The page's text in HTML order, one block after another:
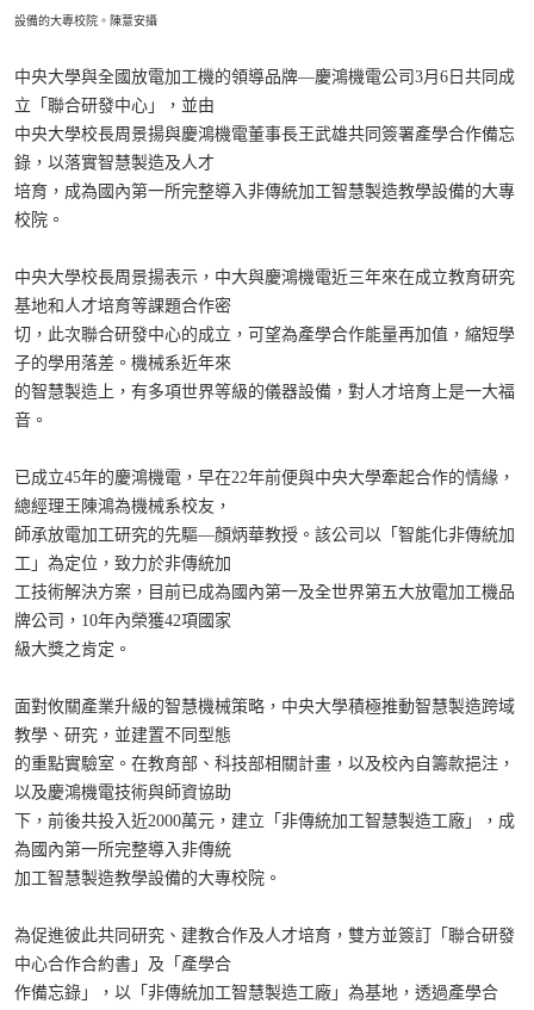
設備的大專校院。陳薏安攝
中央大學與全國放電加工機的領導品牌—慶鴻機電公司3月6日共同成
立「聯合研發中心」，並由
中央大學校長周景揚與慶鴻機電董事長王武雄共同簽署產學合作備忘
錄，以落實智慧製造及人才
培育，成為國內第一所完整導入非傳統加工智慧製造教學設備的大專
校院。
中央大學校長周景揚表示，中大與慶鴻機電近三年來在成立教育研究
基地和人才培育等課題合作密
切，此次聯合研發中心的成立，可望為產學合作能量再加值，縮短學
子的學用落差。機械系近年來
的智慧製造上，有多項世界等級的儀器設備，對人才培育上是一大福
音。
已成立45年的慶鴻機電，早在22年前便與中央大學牽起合作的情緣，
總經理王陳鴻為機械系校友，
師承放電加工研究的先驅—顏炳華教授。該公司以「智能化非傳統加
工」為定位，致力於非傳統加
工技術解決方案，目前已成為國內第一及全世界第五大放電加工機品
牌公司，10年內榮獲42項國家
級大獎之肯定。
面對攸關產業升級的智慧機械策略，中央大學積極推動智慧製造跨域
教學、研究，並建置不同型態
的重點實驗室。在教育部、科技部相關計畫，以及校內自籌款挹注，
以及慶鴻機電技術與師資協助
下，前後共投入近2000萬元，建立「非傳統加工智慧製造工廠」，成
為國內第一所完整導入非傳統
加工智慧製造教學設備的大專校院。
為促進彼此共同研究、建教合作及人才培育，雙方並簽訂「聯合研發
中心合作合約書」及「產學合
作備忘錄」，以「非傳統加工智慧製造工廠」為基地，透過產學合